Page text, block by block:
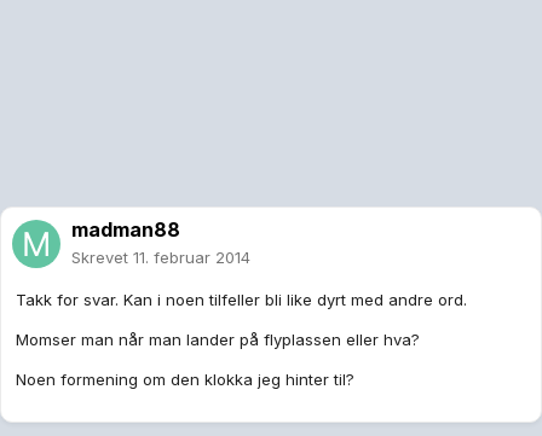
madman88
Skrevet 11. februar 2014
Takk for svar. Kan i noen tilfeller bli like dyrt med andre ord.
Momser man når man lander på flyplassen eller hva?
Noen formening om den klokka jeg hinter til?